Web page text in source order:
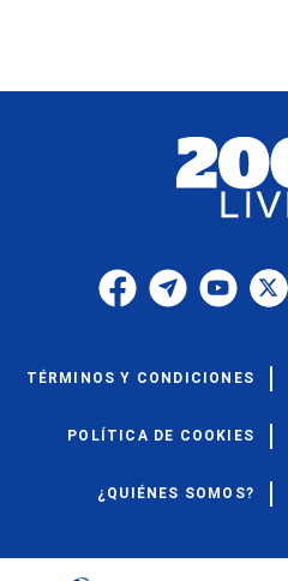
TÉRMINOS Y CONDICIONES
POLÍTICA DE COOKIES
¿QUIÉNES SOMOS?